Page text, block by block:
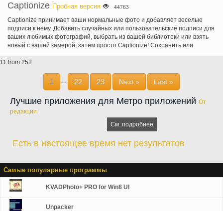
Captionize Пробная версия 44763
Captionize принимает ваши нормальные фото и добавляет веселые
подписи к нему. Добавить случайных или пользовательские подписи для
ваших любимых фотографий, выбрать из вашей библиотеки или взять
новый с вашей камерой, затем просто Captionize! Сохранить или
других приложений мгновенно от доли очарования.
11 from 252
1 ... 22 23 Next » Last »
Лучшие приложения для Метро приложений От
редакции
См. подробнее
Есть в настоящее время нет результатов
Самые популярные программы
KVADPhoto+ PRO for Win8 UI
Unpacker